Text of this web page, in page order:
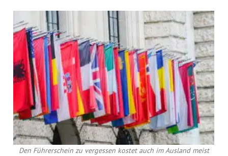
Den Führerschein zu vergessen kostet auch im Ausland meist